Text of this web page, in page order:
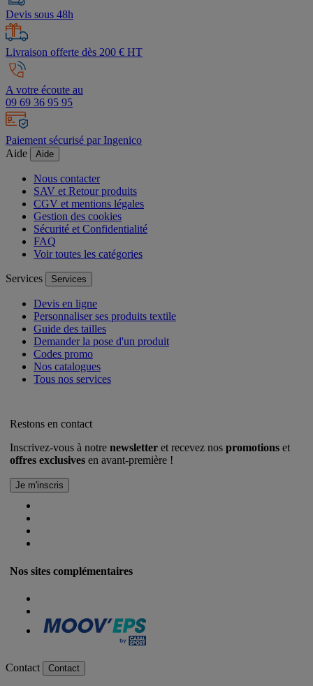
Devis sous 48h
Livraison offerte dès 200 € HT
A votre écoute au
09 69 36 95 95
Paiement sécurisé par Ingenico
Aide
Aide
Nous contacter
SAV et Retour produits
CGV et mentions légales
Gestion des cookies
Sécurité et Confidentialité
FAQ
Voir toutes les catégories
Services Services
Devis en ligne
Personnaliser ses produits textile
Guide des tailles
Demander la pose d'un produit
Codes promo
Nos catalogues
Tous nos services
Restons en contact
Inscrivez-vous à notre newsletter et recevez nos promotions et
offres exclusives en avant-première !
Nos sites complémentaires
Contact Contact